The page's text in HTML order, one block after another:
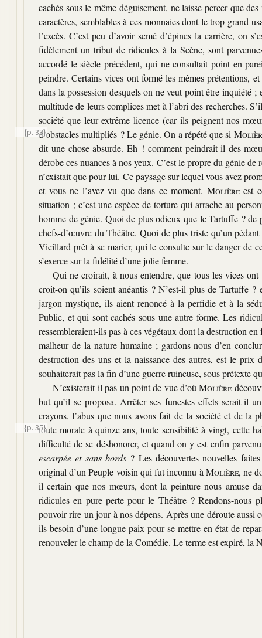
cachés sous le même déguisement, ne laisse percer que
caractères, semblables à ces monnaies dont le trop grand
l’excès. C’est peu d’avoir semé d’épines la carrière, on
fidèlement un tribut de ridicules à la Scène, sont
accordé le siècle précédent, qui ne consultait point en
peindre. Certains vices ont formé les mêmes prétentions,
dans la possession desquels on ne veut point être inquiété
multitude de leurs complices met à l’abri des recherches.
société que leur extrême licence (car ils peignent nos
d’obstacles multipliés ? Le génie. On a répété que si
{p. 33}
dit une chose absurde. Eh ! comment peindrait-il des
dérobe ces nuances à nos yeux. C’est le propre du génie
n’existait que pour lui. Ce paysage sur lequel vous avez
et vous ne l’avez vu que dans ce moment. Molièreest
situation ; c’est une espèce de torture qui arrache au
homme de génie. Quoi de plus odieux que le Tartuffe ? de
chefs-d’œuvre du Théâtre. Quoi de plus triste qu’un
Vieillard prêt à se marier, qui le consulte sur le danger de
s’exerce sur la fidélité d’une jolie femme.
Qui ne croirait, à nous entendre, que tous les vices
croit-on qu’ils soient anéantis ? N’est-il plus de Tartuffe ?
jargon mystique, ils aient renoncé à la perfidie et à la
Public, et qui sont cachés sous une autre forme. Les
ressembleraient-ils pas à ces végétaux dont la destruction
malheur de la nature humaine ; gardons-nous d’en
destruction des uns et la naissance des autres, est le
souhaiterait pas la fin d’une guerre ruineuse, sous prétexte
N’existerait-il pas un point de vue d’oùMolière
but qu’il se proposa. Arrêter ses funestes effets serait-il
crayons, l’abus que nous avons fait de la société et de la
toute morale à quinze ans, toute sensibilité à vingt, cette
{p. 35}
difficulté de se déshonorer, et quand on y est enfin
escarpée et sans bords ? Les découvertes nouvelles
original d’un Peuple voisin qui fut inconnu à Molière, ne
il certain que nos mœurs, dont la peinture nous amuse
ridicules en pure perte pour le Théâtre ? Rendons-nous
pouvoir rire un jour à nos dépens. Après une déroute aussi
ils besoin d’une longue paix pour se mettre en état de
renouveler le champ de la Comédie. Le terme est expiré, la